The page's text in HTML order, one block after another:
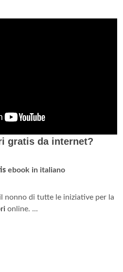
gratis da internet?
ebook in italiano
nonno di tutte le iniziative per la
online. ...